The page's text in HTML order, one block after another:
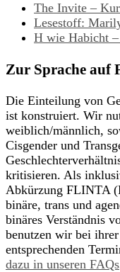
The Invite –
Lesestoff:
H wie Habicht
Zur Sprache
Die Einteilung von
ist konstruiert. Wir
weiblich/männlich,
Cisgender und
kritisieren. Als
Abkürzung FLINTA
binäre, trans und
binäres Verständnis
benutzen wir bei
entsprechenden
dazu in unseren FAQs